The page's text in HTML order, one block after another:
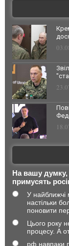
На вашу думку,
примусять
У найближчі
настільки
поновити
Цього року
процесу. А
рф навпаки